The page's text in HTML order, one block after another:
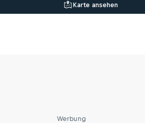
Karte ansehen
Werbung